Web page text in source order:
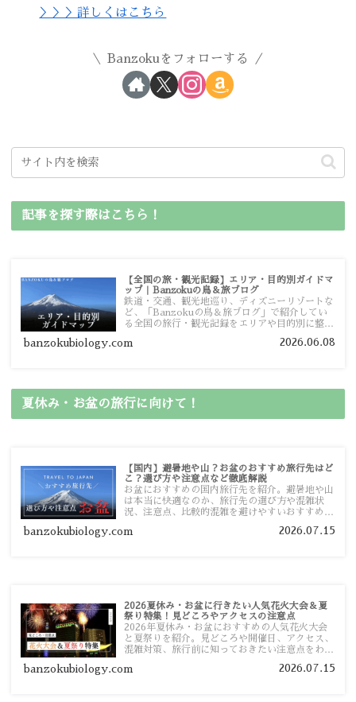
＞＞＞詳しくはこちら
Banzokuをフォローする
記事を探す際はこちら！
【全国の旅・観光記録】エリア・目的別ガイドマ
ップ｜Banzokuの鳥＆旅ブログ
鉄道・交通、観光地巡り、ディズニーリゾートな
ど、「Banzokuの鳥＆旅ブログ」で紹介してい
る全国の旅行・観光記録をエリアや目的別に整理
ガイドマップからスムーズに見つけていただけま
banzokubiology.com 2026.06.08
夏休み・お盆の旅行に向けて！
【国内】避暑地や山？お盆のおすすめ旅行先はど
こ？選び方や注意点など徹底解説
お盆におすすめの国内旅行先を紹介。避暑地や山
は本当に快適なのか、旅行先の選び方や混雑状
況、注意点、比較的混雑を避けやすいおすすめス
す。
banzokubiology.com 2026.07.15
2026夏休み・お盆に行きたい人気花火大会＆夏
祭り特集！見どころやアクセスの注意点
2026年夏休み・お盆におすすめの人気花火大会
と夏祭りを紹介。見どころや開催日、アクセス、
混雑対策、旅行前に知っておきたい注意点をわか
banzokubiology.com 2026.07.15